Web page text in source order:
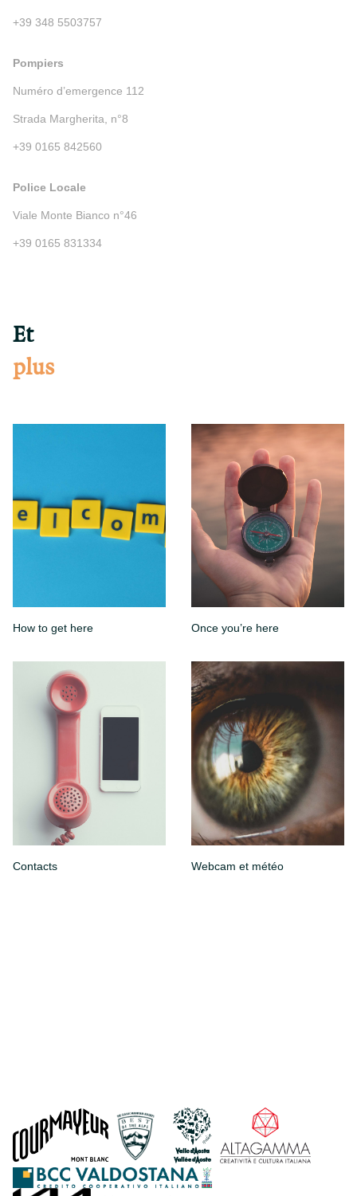
+39 348 5503757
Pompiers
Numéro d’emergence 112
Strada Margherita, n°8
+39 0165 842560
Police Locale
Viale Monte Bianco n°46
+39 0165 831334
Et
plus
How to get here Once you’re here
Contacts Webcam et météo